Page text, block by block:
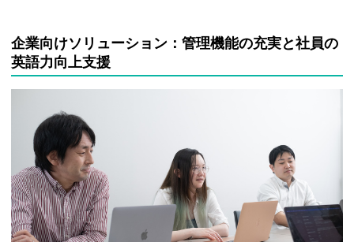
企業向けソリューション：管理機能の充実と社員の
英語力向上支援